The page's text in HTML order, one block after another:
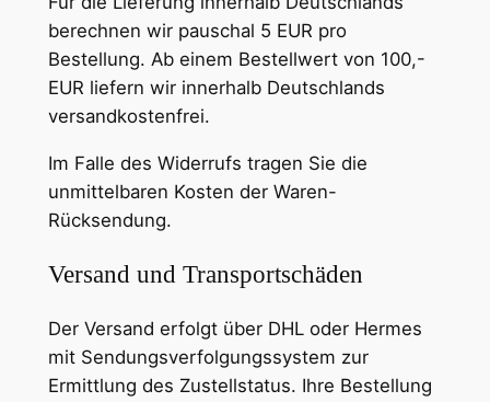
berechnen wir pauschal 5 EUR pro
Bestellung. Ab einem Bestellwert von 100,-
EUR liefern wir innerhalb Deutschlands
versandkostenfrei.
Im Falle des Widerrufs tragen Sie die
unmittelbaren Kosten der Waren-
Rücksendung.
Versand und Transportschäden
Der Versand erfolgt über DHL oder Hermes
mit Sendungsverfolgungssystem zur
Ermittlung des Zustellstatus. Ihre Bestellung